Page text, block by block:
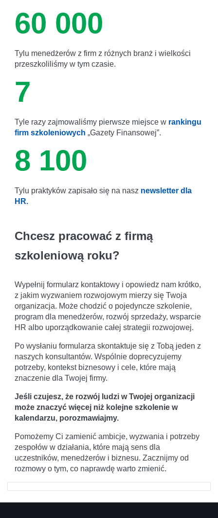
60 000
Tylu menedżerów z firm z różnych branż i wielkości
przeszkoliliśmy w tym czasie.
7
Tyle razy zajmowaliśmy pierwsze miejsce w rankingu
firm szkoleniowych „Gazety Finansowej”.
8 100
Tylu praktyków zapisało się na nasz newsletter dla
HR.
Chcesz pracować z firmą
szkoleniową roku?
Wypełnij formularz kontaktowy i opowiedz nam krótko,
z jakim wyzwaniem rozwojowym mierzy się Twoja
organizacja. Może chodzić o pojedyncze szkolenie,
program dla menedżerów, rozwój sprzedaży, wsparcie
HR albo uporządkowanie całej strategii rozwojowej.
Po wysłaniu formularza skontaktuje się z Tobą jeden z
naszych konsultantów. Wspólnie doprecyzujemy
potrzeby, kontekst biznesowy i cele, które mają
znaczenie dla Twojej firmy.
Jeśli czujesz, że rozwój ludzi w Twojej organizacji
może znaczyć więcej niż kolejne szkolenie w
kalendarzu, porozmawiajmy.
Pomożemy Ci zamienić ambicje, wyzwania i potrzeby
zespołów w działania, które mają sens dla
uczestników, menedżerów i biznesu. Zacznijmy od
rozmowy o tym, co naprawdę warto zmienić.